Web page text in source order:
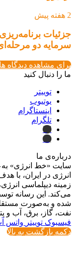
2 هفته پیش
جزئیات
سرمایه دو
برای مشاهده دیدگاه
ما را دنبال کنید
توییتر
یوتیوب
اینستاگرام
تلگرام
ایتا
بله
درباره‌ی ما
سایت «خط انرژی»
انرژی در ایران، با
زمینه دیپلماسی
می‌کند. این رسانه
شده و به‌صورت
نفت، گاز، برق، آب و
فیسبوک توییتر واتس
دکمه بازگشت به بالا